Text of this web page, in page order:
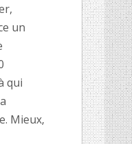
un
qui
Mieux,